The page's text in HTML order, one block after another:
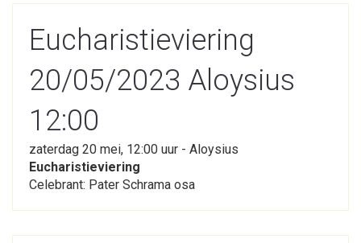
Eucharistieviering
20/05/2023 Aloysius
12:00
zaterdag 20 mei, 12:00 uur - Aloysius
Eucharistieviering
Celebrant: Pater Schrama osa